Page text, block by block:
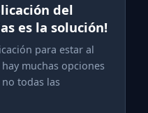
del
es la solución!
para estar al
muchas opciones
todas las